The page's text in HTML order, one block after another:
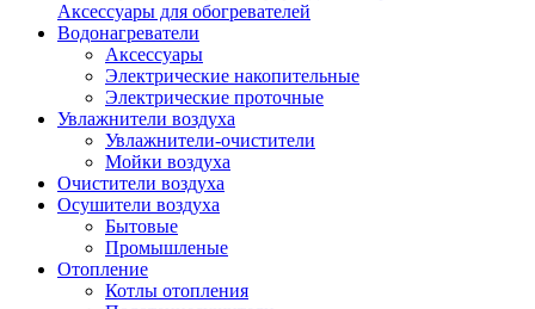
Аксессуары для обогревателей
Водонагреватели
Аксессуары
Электрические накопительные
Электрические проточные
Увлажнители воздуха
Увлажнители-очистители
Мойки воздуха
Очистители воздуха
Осушители воздуха
Бытовые
Промышленые
Отопление
Котлы отопления